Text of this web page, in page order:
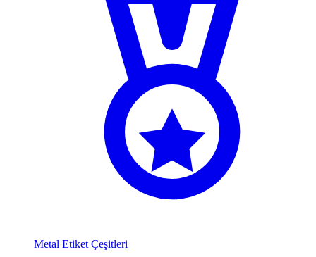
Metal Etiket Çeşitleri